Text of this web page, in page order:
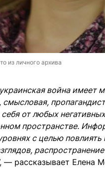
из личного архива
война имеет
смысловая,
от любых
пространстве.
с целью
, — рассказывает Елена